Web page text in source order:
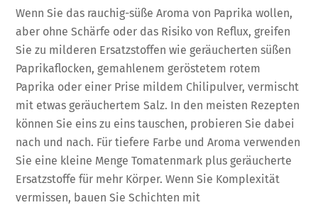
Wenn Sie das rauchig-süße Aroma von Paprika wollen,
aber ohne Schärfe oder das Risiko von Reflux, greifen
Sie zu milderen Ersatzstoffen wie geräucherten süßen
Paprikaflocken, gemahlenem geröstetem rotem
Paprika oder einer Prise mildem Chilipulver, vermischt
mit etwas geräuchertem Salz. In den meisten Rezepten
können Sie eins zu eins tauschen, probieren Sie dabei
nach und nach. Für tiefere Farbe und Aroma verwenden
Sie eine kleine Menge Tomatenmark plus geräucherte
Ersatzstoffe für mehr Körper. Wenn Sie Komplexität
vermissen, bauen Sie Schichten mit